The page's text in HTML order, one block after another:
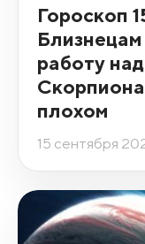
Гороскоп
работу
плохом
15 сентября